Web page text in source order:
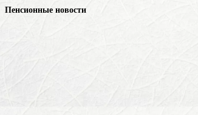
Пенсионные новости